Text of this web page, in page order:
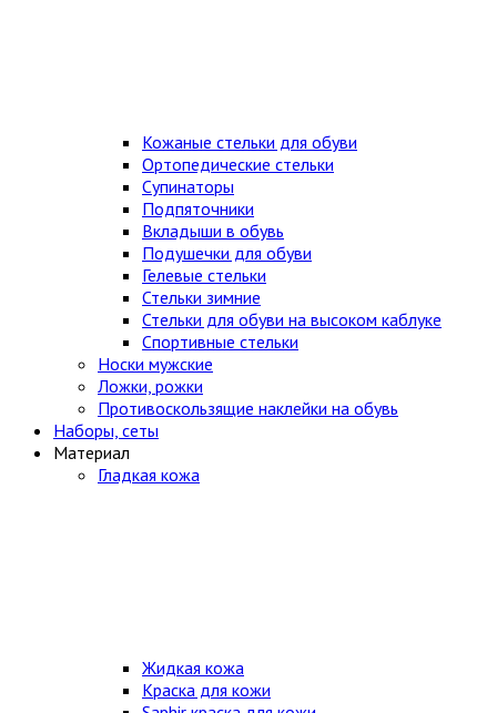
Кожаные стельки для обуви
Ортопедические стельки
Супинаторы
Подпяточники
Вкладыши в обувь
Подушечки для обуви
Гелевые стельки
Стельки зимние
Стельки для обуви на высоком каблуке
Спортивные стельки
Носки мужские
Ложки, рожки
Противоскользящие наклейки на обувь
Наборы, сеты
Материал
Гладкая кожа
Жидкая кожа
Краска для кожи